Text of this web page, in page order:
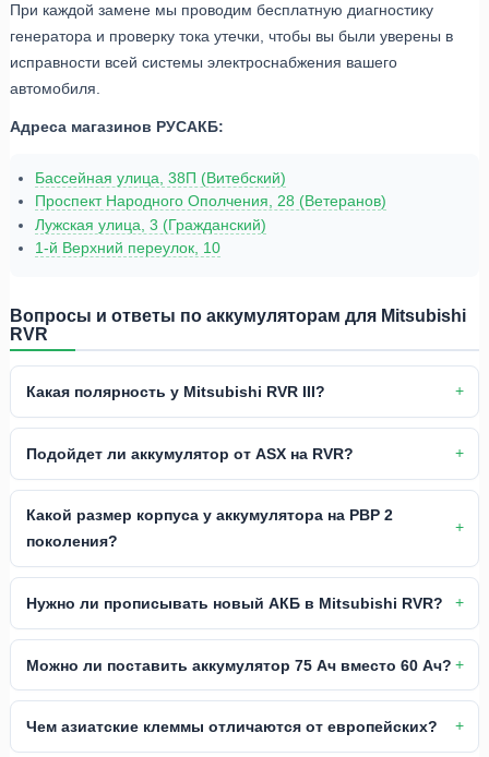
При каждой замене мы проводим бесплатную диагностику
генератора и проверку тока утечки, чтобы вы были уверены в
исправности всей системы электроснабжения вашего
автомобиля.
Адреса магазинов РУСАКБ:
Бассейная улица, 38П (Витебский)
Проспект Народного Ополчения, 28 (Ветеранов)
Лужская улица, 3 (Гражданский)
1-й Верхний переулок, 10
Вопросы и ответы по аккумуляторам для Mitsubishi
RVR
Какая полярность у Mitsubishi RVR III?
Подойдет ли аккумулятор от ASX на RVR?
Какой размер корпуса у аккумулятора на РВР 2
поколения?
Нужно ли прописывать новый АКБ в Mitsubishi RVR?
Можно ли поставить аккумулятор 75 Ач вместо 60 Ач?
Чем азиатские клеммы отличаются от европейских?